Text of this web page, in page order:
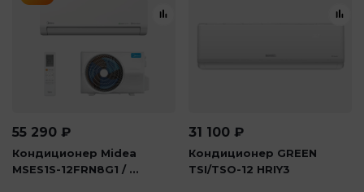
55 290 ₽
Кондиционер Midea
MSES1S-12FRN8G1 / ...
31 100 ₽
Кондиционер GREEN
TSI/TSO-12 HRIY3